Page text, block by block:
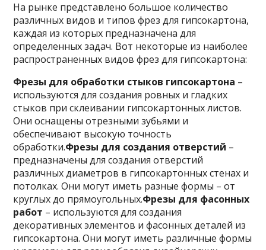
На рынке представлено большое количество
различных видов и типов фрез для гипсокартона,
каждая из которых предназначена для
определенных задач. Вот некоторые из наиболее
распространенных видов фрез для гипсокартона:
Фрезы для обработки стыков гипсокартона –
используются для создания ровных и гладких
стыков при склеивании гипсокартонных листов.
Они оснащены отрезными зубьями и
обеспечивают высокую точность
обработки.Фрезы для создания отверстий –
предназначены для создания отверстий
различных диаметров в гипсокартонных стенах и
потолках. Они могут иметь разные формы – от
круглых до прямоугольных.Фрезы для фасонных
работ – используются для создания
декоративных элементов и фасонных деталей из
гипсокартона. Они могут иметь различные формы